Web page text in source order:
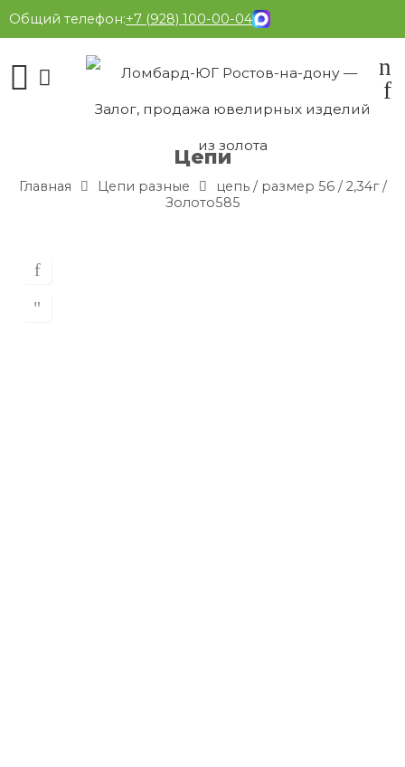
Общий телефон:+7 (928) 100-00-04
Цепи
Главная Цепи разные
цепь / размер 56 / 2,34г /
Золото585